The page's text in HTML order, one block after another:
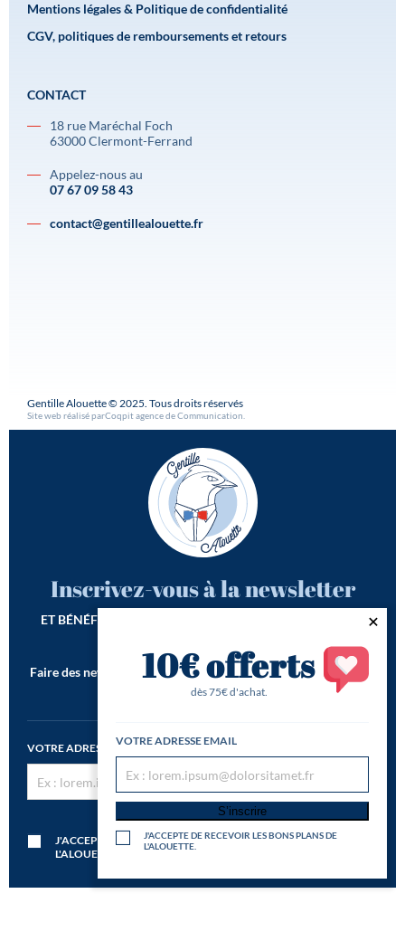
Mentions légales & Politique de confidentialité
CGV, politiques de remboursements et retours
CONTACT
18 rue Maréchal Foch
63000 Clermont-Ferrand
Appelez-nous au
07 67 09 58 43
contact@gentillealouette.fr
Gentille Alouette © 2025. Tous droits réservés
Site web réalisé parCoqpit agence de Communication
Inscrivez-vous à la newsletter
ET BÉNÉFICIEZ DE -10€ SUR VOTRE 1ÈRE COMMANDE*
Faire des newsletters incroyables est notre seconde vocation !
*Offre de bienvenue valable dès 75€ d'achat
VOTRE ADRESSE EMAIL
S’inscrire
J'ACCEPTE DE RECEVOIR LES BONS PLANS DE
L'ALOUETTE.
10€ offerts
dès 75€ d'achat.
VOTRE ADRESSE EMAIL
S’inscrire
J'ACCEPTE DE RECEVOIR LES BONS PLANS DE
L'ALOUETTE.